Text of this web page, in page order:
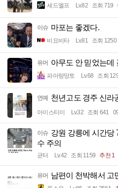
세드엘프 Lv.82 조회 719
이슈 마포는 좋겠다.
비요비타 Lv.81 조회 1250
유머 아무도 안 믿었는데
파아랑망토 Lv.68 조회
연예 천년고도 경주 신라
아이스티이 Lv.32 조회 641
이슈 강원 강릉에 시간당
수 주의
균터 Lv.42 조회 1159 추천 1
유머 남편이 천박해서 고